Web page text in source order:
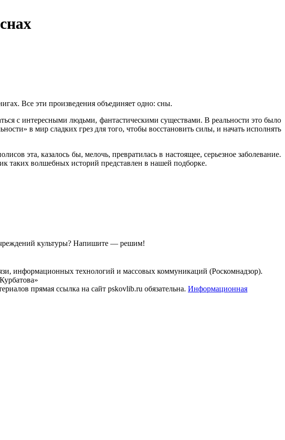
Все эти произведения объединяет одно: сны.
с интересными людьми, фантастическими существами. В реальности это было
в мир сладких грез для того, чтобы восстановить силы, и начать исполнять
эта, казалось бы, мелочь, превратилась в настоящее, серьезное заболевание.
таких волшебных историй представлен в нашей подборке.
культуры? Напишите — решим!
информационных технологий и массовых коммуникаций (Роскомнадзор).
прямая ссылка на сайт pskovlib.ru обязательна. Информационная